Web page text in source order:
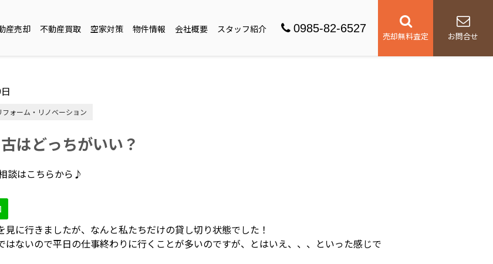
産売却 不動産買取 空家対策 物件情報 会社概要 スタッフ紹介 0985-82-6527
売却無料査定 お問合せ
フォーム・リノベーション
はどっちがいい？
談はこちらから♪
見に行きましたが、なんと私たちだけの貸し切り状態でした！
はないので平日の仕事終わりに行くことが多いのですが、とはいえ、、、といった感じで